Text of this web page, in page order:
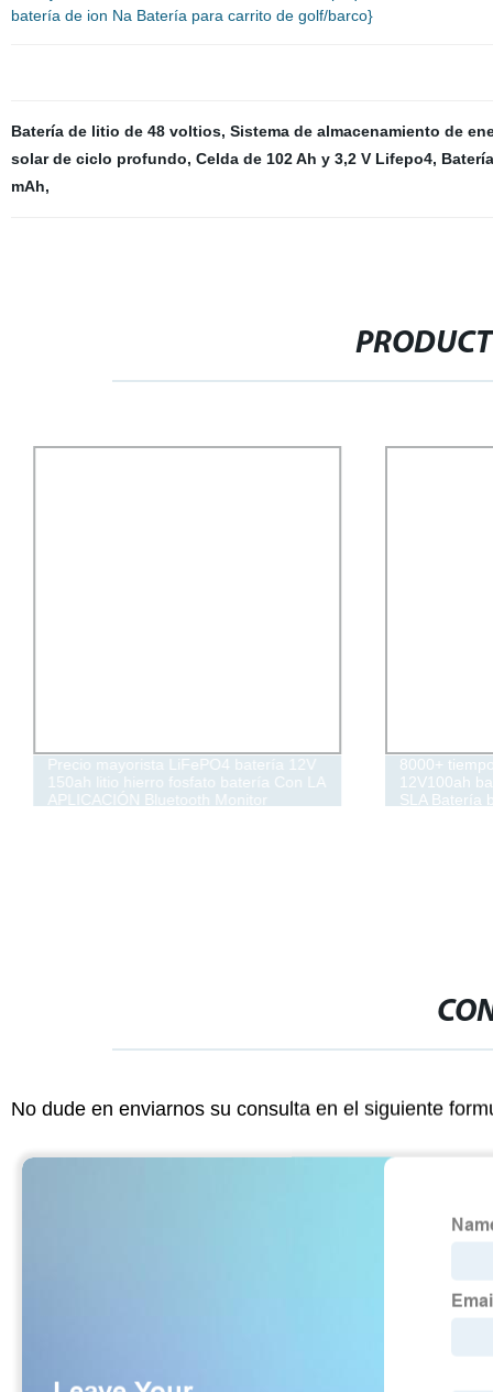
batería de ion Na Batería para carrito de golf/barco}
Batería de litio de 48 voltios, Sistema de almacenamiento de
solar de ciclo profundo, Celda de 102 Ah y 3,2 V Lifepo4,
mAh,
Precio mayorista LiFePO4 batería 12V
150ah litio hierro fosfato batería Con LA
APLICACIÓN Bluetooth Monitor
8000+
12V100ah
SLA Batería
No dude en enviarnos su consulta en el siguiente